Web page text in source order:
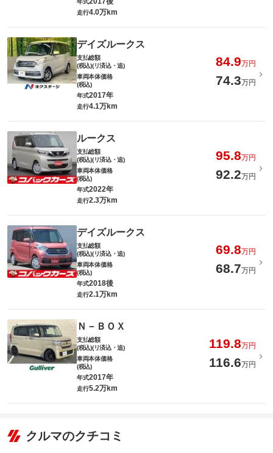
走行4.0万km
デイズルークス
支払総額
(税込)(リ済込・追)
84.9万円
車両本体価格
(税込)
74.3万円
年式2017年
走行4.1万km
ルークス
支払総額
(税込)(リ済込・追)
95.8万円
車両本体価格
(税込)
92.2万円
年式2022年
走行2.3万km
デイズルークス
支払総額
(税込)(リ済込・追)
69.8万円
車両本体価格
(税込)
68.7万円
年式2018後
走行2.1万km
Ｎ－ＢＯＸ
支払総額
(税込)(リ済込・追)
119.8万円
車両本体価格
(税込)
116.6万円
年式2017年
走行5.2万km
クルマのクチコミ